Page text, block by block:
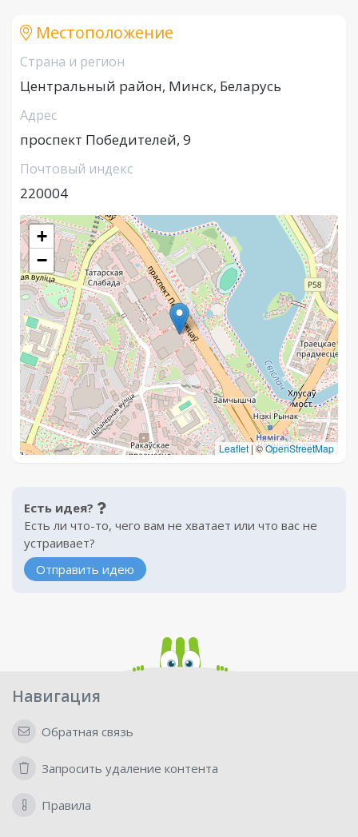
Местоположение
Страна и регион
Центральный район, Минск, Беларусь
Адрес
проспект Победителей, 9
Почтовый индекс
220004
+
−
Leaflet |©OpenStreetMap
Есть идея?
Есть ли что-то, чего вам не хватает или что вас не
устраивает?
Отправить идею
Навигация
Обратная связь
Запросить удаление контента
Правила